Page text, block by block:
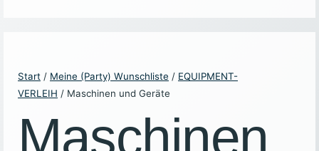
Start / Meine (Party) Wunschliste / EQUIPMENT-
VERLEIH / Maschinen und Geräte
Maschinen